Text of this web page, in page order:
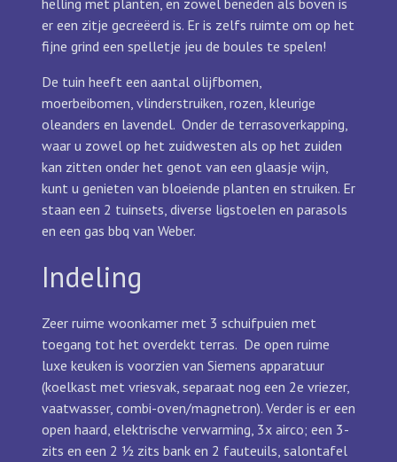
er een zitje gecreëerd is. Er is zelfs ruimte om op het
fijne grind een spelletje jeu de boules te spelen!
De tuin heeft een aantal olijfbomen,
moerbeibomen, vlinderstruiken, rozen, kleurige
oleanders en lavendel. Onder de terrasoverkapping,
waar u zowel op het zuidwesten als op het zuiden
kan zitten onder het genot van een glaasje wijn,
kunt u genieten van bloeiende planten en struiken. Er
staan een 2 tuinsets, diverse ligstoelen en parasols
en een gas bbq van Weber.
Indeling
Zeer ruime woonkamer met 3 schuifpuien met
toegang tot het overdekt terras. De open ruime
luxe keuken is voorzien van Siemens apparatuur
(koelkast met vriesvak, separaat nog een 2e vriezer,
vaatwasser, combi-oven/magnetron). Verder is er een
open haard, elektrische verwarming, 3x airco; een 3-
zits en een 2 ½ zits bank en 2 fauteuils, salontafel